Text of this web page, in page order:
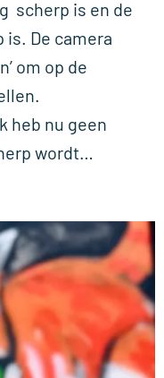
scherp is en de
is. De camera
om op de
heb nu geen
wordt…